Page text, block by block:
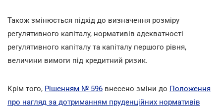
Також змінюється підхід до визначення розміру
регулятивного капіталу, нормативів адекватності
регулятивного капіталу та капіталу першого рівня,
величини вимоги під кредитний ризик.
Крім того, Рішенням № 596 внесено зміни до Положення
про нагляд за дотриманням пруденційних нормативів